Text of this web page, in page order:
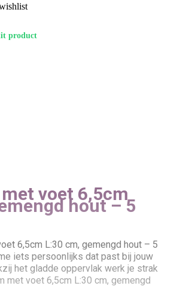
product
voet 6,5cm
hout – 5
6,5cm L:30 cm, gemengd hout – 5
iets persoonlijks dat past bij jouw
het gladde oppervlak werk je strak
met voet 6,5cm L:30 cm, gemengd